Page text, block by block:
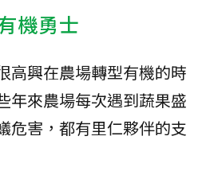
機勇士
高興在農場轉型有機的時
年來農場每次遇到蔬果盛
危害，都有里仁夥伴的支